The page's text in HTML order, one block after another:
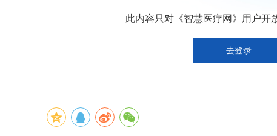
此内容只对《智慧医疗网》用户开
去登录